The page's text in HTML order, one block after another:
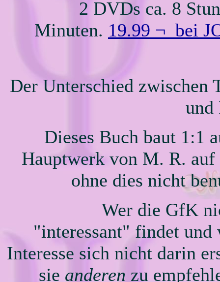
2 DVDs ca. 8
Minuten. 19.99 ¬ bei
Der Unterschied zwischen
und
Dieses Buch baut 1:1
Hauptwerk von M. R. auf
ohne dies nicht
Wer die GfK
"interessant" findet und
Interesse sich nicht darin
sie anderen zu